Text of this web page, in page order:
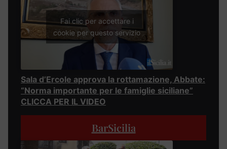
Fai clic per accettare i
cookie per questo servizio
Sala d’Ercole approva la rottamazione, Abbate:
“Norma importante per le famiglie siciliane”
CLICCA PER IL VIDEO
BarSicilia